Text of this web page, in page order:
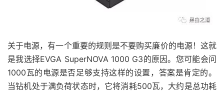
关于电源，有一个重要的规则是不要购买廉价的电源！这就
是我选择EVGA SuperNOVA 1000 G3的原因。您可能会问
1000瓦的电源是否足够支持这样的设置，答案是肯定的。
当钻机处于满负荷状态时，它将消耗500瓦，大约是总功耗